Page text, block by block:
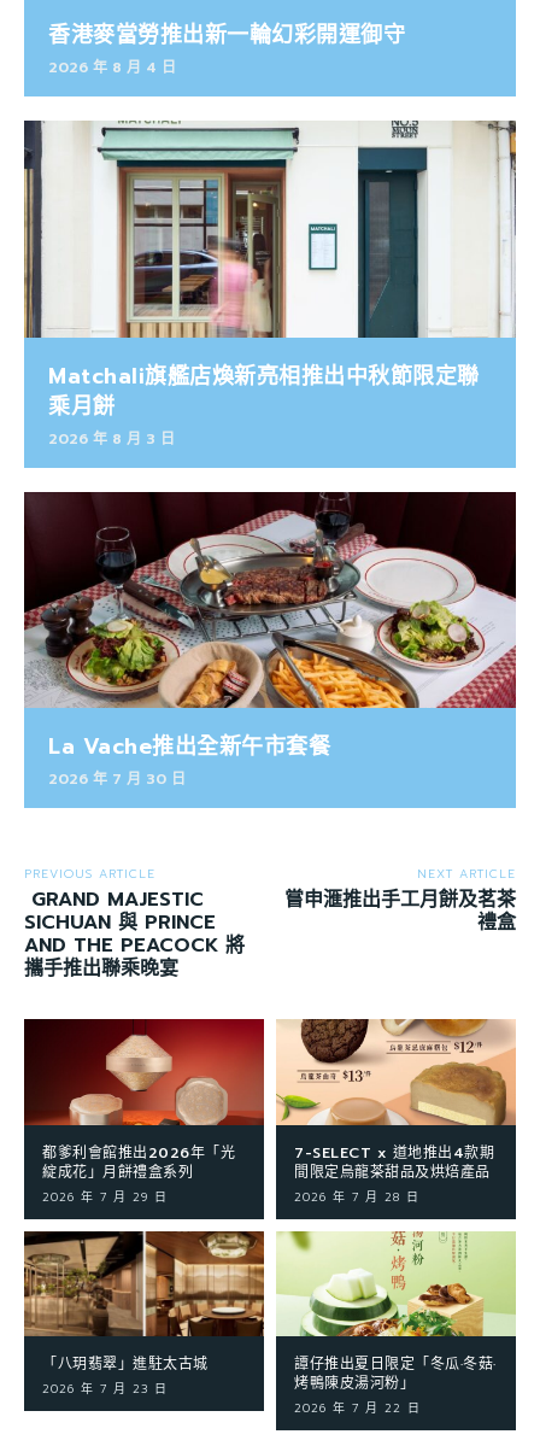
香港麥當勞推出新一輪幻彩開運御守
2026 年 8 月 4 日
Matchali旗艦店煥新亮相推出中秋節限定聯
乘月餅
2026 年 8 月 3 日
La Vache推出全新午市套餐
2026 年 7 月 30 日
PREVIOUS ARTICLE
GRAND MAJESTIC
SICHUAN 與 PRINCE
AND THE PEACOCK​ 將
攜手推出聯乘晚宴
NEXT ARTICLE
嘗申滙推出手工月餅及茗茶
禮盒
都爹利會館推出2026年「光
綻成花」月餅禮盒系列
2026 年 7 月 29 日
7-SELECT x 道地推出4款期
間限定烏龍茶甜品及烘焙產品
2026 年 7 月 28 日
「八玥翡翠」進駐太古城
2026 年 7 月 23 日
譚仔推出夏日限定「冬瓜·冬菇·
烤鴨陳皮湯河粉」
2026 年 7 月 22 日